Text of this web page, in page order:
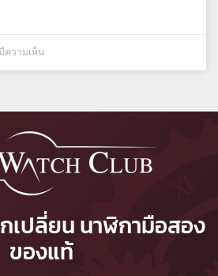
ความเห็น
เปลี่ยน นาฬิกามือสอง
ของแท้